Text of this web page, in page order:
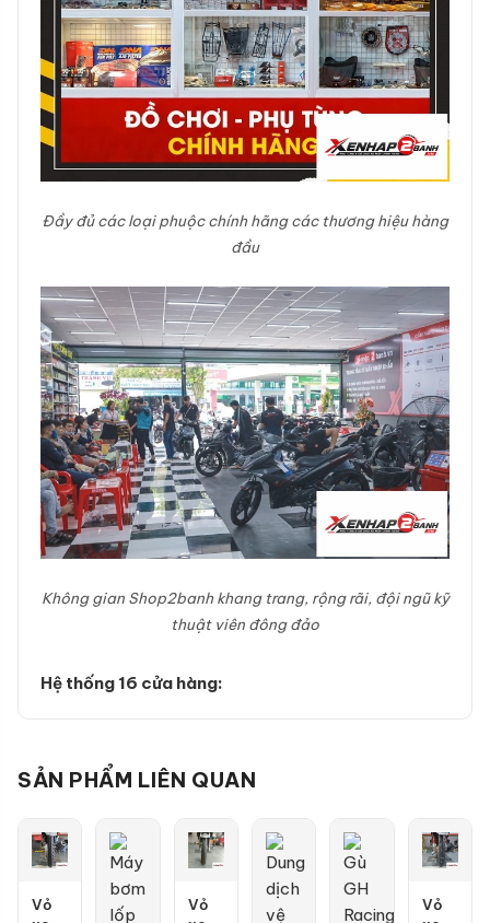
Đầy đủ các loại phuộc chính hãng các thương hiệu hàng
đầu
Không gian Shop2banh khang trang, rộng rãi, đội ngũ kỹ
thuật viên đông đảo
Hệ thống 16 cửa hàng:
SẢN PHẨM LIÊN QUAN
Vỏ
Vỏ
Vỏ